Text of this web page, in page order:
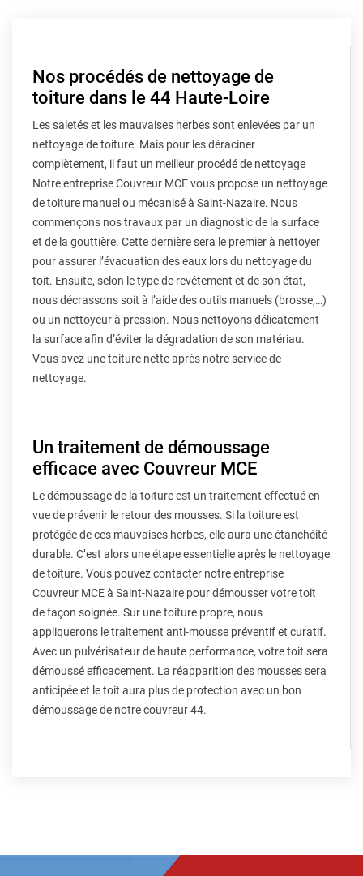
Nos procédés de nettoyage de
toiture dans le 44 Haute-Loire
Les saletés et les mauvaises herbes sont enlevées par un
nettoyage de toiture. Mais pour les déraciner
complètement, il faut un meilleur procédé de nettoyage
Notre entreprise Couvreur MCE vous propose un nettoyage
de toiture manuel ou mécanisé à Saint-Nazaire. Nous
commençons nos travaux par un diagnostic de la surface
et de la gouttière. Cette dernière sera le premier à nettoyer
pour assurer l’évacuation des eaux lors du nettoyage du
toit. Ensuite, selon le type de revêtement et de son état,
nous décrassons soit à l’aide des outils manuels (brosse,…)
ou un nettoyeur à pression. Nous nettoyons délicatement
la surface afin d’éviter la dégradation de son matériau.
Vous avez une toiture nette après notre service de
nettoyage.
Un traitement de démoussage
efficace avec Couvreur MCE
Le démoussage de la toiture est un traitement effectué en
vue de prévenir le retour des mousses. Si la toiture est
protégée de ces mauvaises herbes, elle aura une étanchéité
durable. C’est alors une étape essentielle après le nettoyage
de toiture. Vous pouvez contacter notre entreprise
Couvreur MCE à Saint-Nazaire pour démousser votre toit
de façon soignée. Sur une toiture propre, nous
appliquerons le traitement anti-mousse préventif et curatif.
Avec un pulvérisateur de haute performance, votre toit sera
démoussé efficacement. La réapparition des mousses sera
anticipée et le toit aura plus de protection avec un bon
démoussage de notre couvreur 44.